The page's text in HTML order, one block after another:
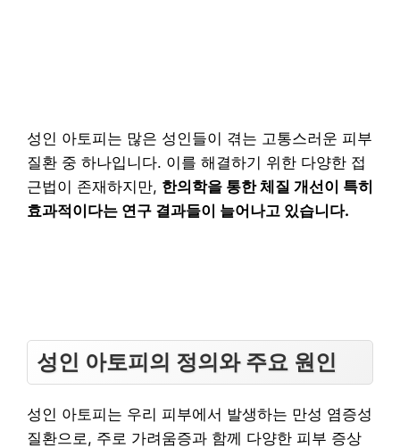
성인 아토피는 많은 성인들이 겪는 고통스러운 피부
질환 중 하나입니다. 이를 해결하기 위한 다양한 접
근법이 존재하지만, 한의학을 통한 체질 개선이 특히
효과적이다는 연구 결과들이 늘어나고 있습니다.
성인 아토피의 정의와 주요 원인
성인 아토피는 우리 피부에서 발생하는 만성 염증성
질환으로, 주로 가려움증과 함께 다양한 피부 증상